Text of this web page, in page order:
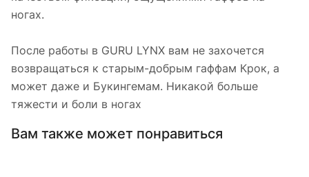
ногах.
После работы в GURU LYNX вам не захочется
возвращаться к старым-добрым гаффам Крок, а
может даже и Букингемам. Никакой больше
тяжести и боли в ногах
Вам также может понравиться